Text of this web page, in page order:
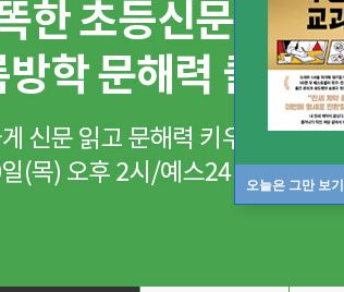
오늘은 그만 보기